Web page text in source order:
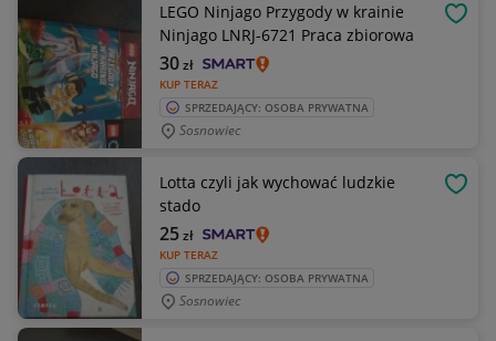
LEGO Ninjago Przygody w krainie
Ninjago LNRJ-6721 Praca zbiorowa
KUP TERAZ
30zł
SPRZEDAJĄCY: OSOBA PRYWATNA
Sosnowiec
Lotta czyli jak wychować ludzkie
stado
KUP TERAZ
25zł
SPRZEDAJĄCY: OSOBA PRYWATNA
Sosnowiec